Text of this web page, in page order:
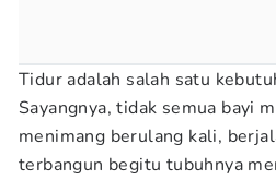
Tidur adalah salah satu
Sayangnya, tidak semua bayi
menimang berulang kali,
terbangun begitu tubuhnya